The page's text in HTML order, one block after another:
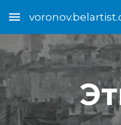
Skip to main content